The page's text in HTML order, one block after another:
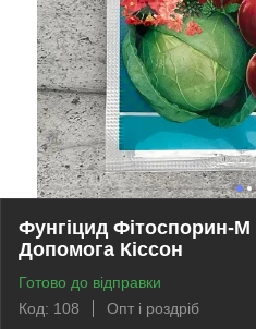
Фунгіцид Фітоспорин-
Допомога Кіссон
Готово до відправки
Код: 108
Опт і роздріб